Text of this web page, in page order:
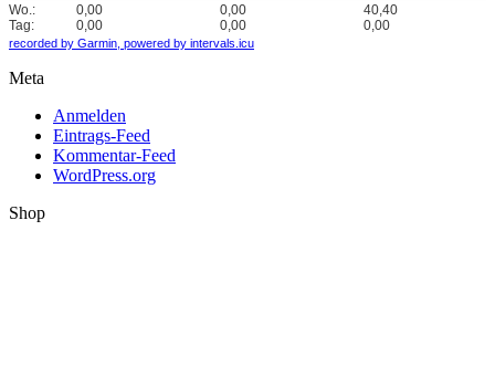
Wo.:
0,00 0,00
40,40
Tag:
0,00 0,00 0,00
recorded by Garmin, powered by intervals.icu
Meta
Anmelden
Eintrags-Feed
Kommentar-Feed
WordPress.org
Shop